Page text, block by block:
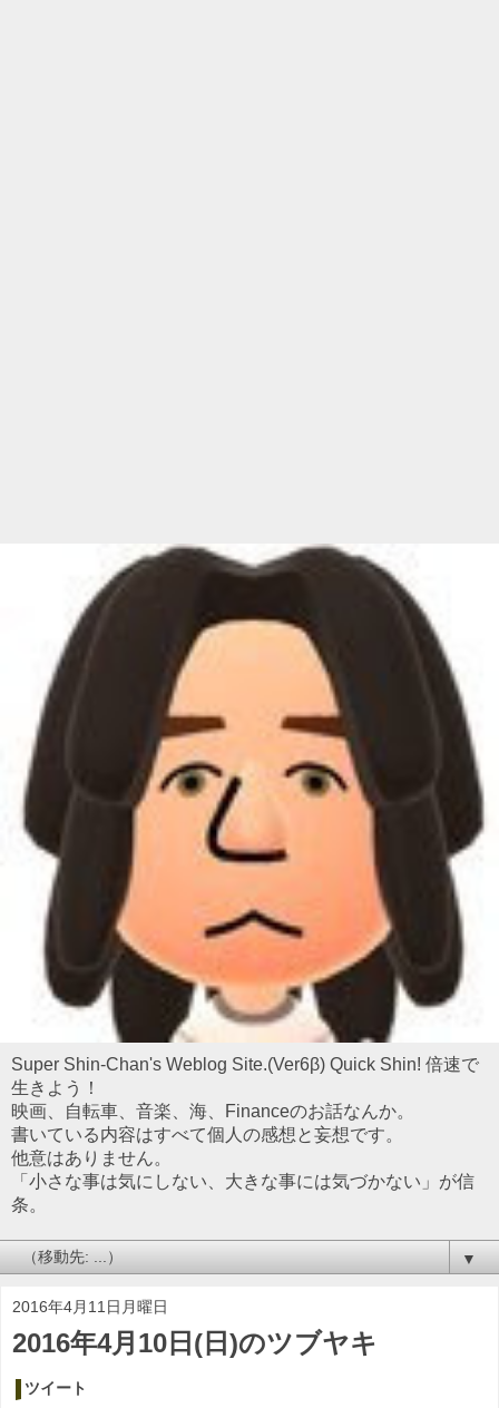
Super Shin-Chan's Weblog Site.(Ver6β) Quick Shin! 倍速で
生きよう！
映画、自転車、音楽、海、Financeのお話なんか。
書いている内容はすべて個人の感想と妄想です。
他意はありません。
「小さな事は気にしない、大きな事には気づかない」が信
条。
▼
2016年4月11日月曜日
2016年4月10日(日)のツブヤキ
ツイート